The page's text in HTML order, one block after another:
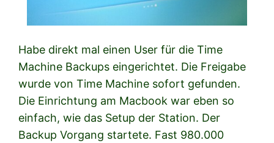
Habe direkt mal einen User für die Time
Machine Backups eingerichtet. Die Freigabe
wurde von Time Machine sofort gefunden.
Die Einrichtung am Macbook war eben so
einfach, wie das Setup der Station. Der
Backup Vorgang startete. Fast 980.000